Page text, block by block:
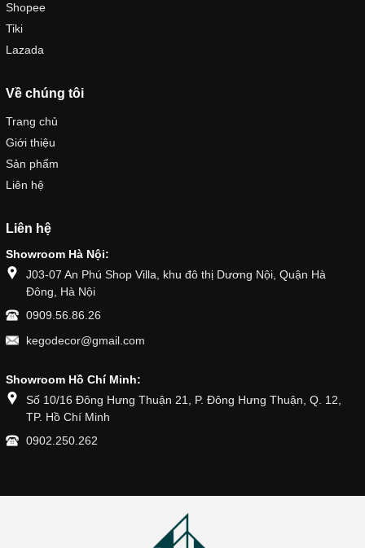
Shopee
Tiki
Lazada
Về chúng tôi
Trang chủ
Giới thiệu
Sản phẩm
Liên hệ
Liên hệ
Showroom Hà Nội:
J03-07 An Phú Shop Villa, khu đô thị Dương Nội, Quận Hà
Đông, Hà Nội
0909.56.86.26
kegodecor@gmail.com
Showroom Hồ Chí Minh:
Số 10/16 Đông Hưng Thuận 21, P. Đông Hưng Thuận, Q. 12,
TP. Hồ Chí Minh
0902.250.262